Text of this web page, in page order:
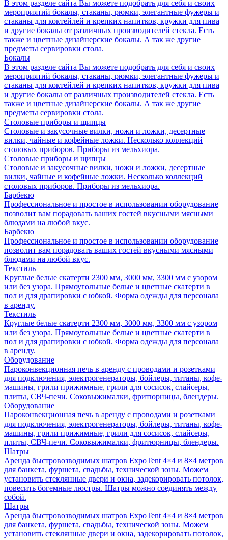
В этом разделе сайта Вы можете подобрать для себя и своих
мероприятий бокалы, стаканы, рюмки, элегантные фужеры и
стаканы для коктейлей и крепких напитков, кружки для пива
и другие бокалы от различных производителей стекла. Есть
также и цветные дизайнерские бокалы. А так же другие
предметы сервировки стола.
Бокалы
В этом разделе сайта Вы можете подобрать для себя и своих
мероприятий бокалы, стаканы, рюмки, элегантные фужеры и
стаканы для коктейлей и крепких напитков, кружки для пива
и другие бокалы от различных производителей стекла. Есть
также и цветные дизайнерские бокалы. А так же другие
предметы сервировки стола.
Столовые приборы и щипцы
Столовые и закусочные вилки, ножи и ложки, десертные
вилки, чайные и кофейные ложки. Несколько коллекций
столовых приборов. Приборы из мельхиора.
Столовые приборы и щипцы
Столовые и закусочные вилки, ножи и ложки, десертные
вилки, чайные и кофейные ложки. Несколько коллекций
столовых приборов. Приборы из мельхиора.
Барбекю
Профессиональное и простое в использовании оборудование
позволит вам порадовать ваших гостей вкусными мясными
блюдами на любой вкус.
Барбекю
Профессиональное и простое в использовании оборудование
позволит вам порадовать ваших гостей вкусными мясными
блюдами на любой вкус.
Текстиль
Круглые белые скатерти 2300 мм, 3000 мм, 3300 мм с узором
или без узора. Прямоугольные белые и цветные скатерти в
пол и для драпировки с юбкой. Форма одежды для персонала
в аренду.
Текстиль
Круглые белые скатерти 2300 мм, 3000 мм, 3300 мм с узором
или без узора. Прямоугольные белые и цветные скатерти в
пол и для драпировки с юбкой. Форма одежды для персонала
в аренду.
Оборудование
Пароконвекционная печь в аренду с проводами и розетками
для подключения, электрогенераторы, бойлеры, титаны, кофе-
машины, грили прижимные, грили для сосисок, слайсеры,
плиты, СВЧ-печи. Соковыжималки, фритюрницы, блендеры.
Оборудование
Пароконвекционная печь в аренду с проводами и розетками
для подключения, электрогенераторы, бойлеры, титаны, кофе-
машины, грили прижимные, грили для сосисок, слайсеры,
плиты, СВЧ-печи. Соковыжималки, фритюрницы, блендеры.
Шатры
Аренда быстровозводимых шатров ExpoTent 4×4 и 8×4 метров
для банкета, фуршета, свадьбы, технической зоны. Можем
установить стеклянные двери и окна, задекорировать потолок,
повесить богемные люстры. Шатры можно соединять между
собой.
Шатры
Аренда быстровозводимых шатров ExpoTent 4×4 и 8×4 метров
для банкета, фуршета, свадьбы, технической зоны. Можем
установить стеклянные двери и окна, задекорировать потолок,